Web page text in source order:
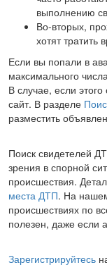
выполнению
Во-вторых,
хотят тратить
Если вы попали в
максимального
В случае, если
сайт. В разделе
разместить
Поиск свидетелей
зрения в спорной
происшествия.
места ДТП. На
происшествиях по
полезен, даже если
Зарегистрируйтесь